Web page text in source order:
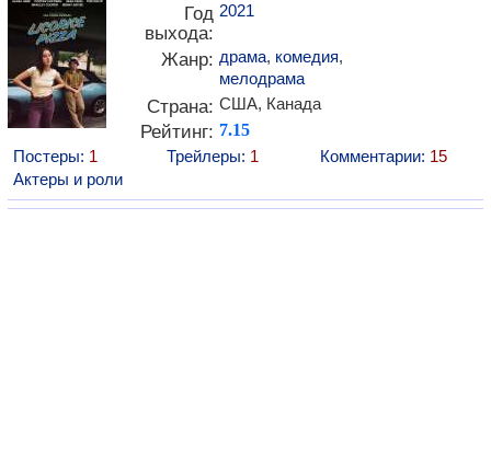
Год
выхода:
2021
Жанр: драма, комедия,
мелодрама
Страна: США, Канада
Рейтинг: 7.15
Постеры: 1 Трейлеры: 1 Комментарии: 15
Актеры и роли